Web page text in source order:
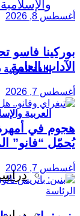
اللغة
العربية
أغسطس 8, 2026
الآداب العامة
أغسطس 7, 2026
يُحمّل “فانو”
أغسطس 7, 2026